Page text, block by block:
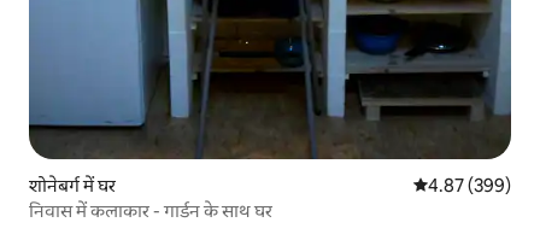
शोनेबर्ग में घर औसत रेटिंग 5 में से
4.87 (399)
निवास में कलाकार - गार्डन के साथ घर